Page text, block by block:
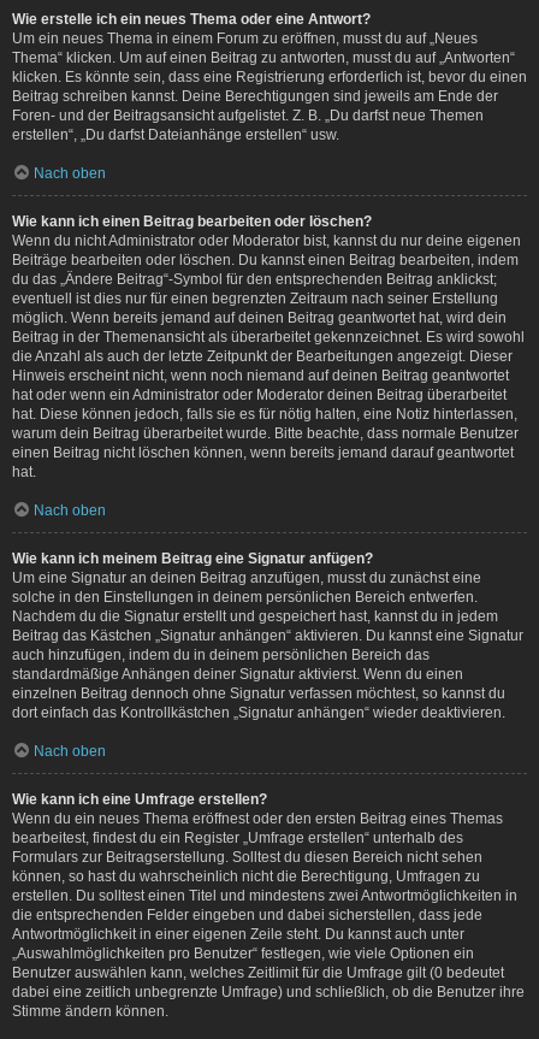
Wie erstelle ich ein neues Thema oder eine Antwort?
Um ein neues Thema in einem Forum zu eröffnen, musst du auf „Neues
Thema“ klicken. Um auf einen Beitrag zu antworten, musst du auf „Antworten“
klicken. Es könnte sein, dass eine Registrierung erforderlich ist, bevor du einen
Beitrag schreiben kannst. Deine Berechtigungen sind jeweils am Ende der
Foren- und der Beitragsansicht aufgelistet. Z. B. „Du darfst neue Themen
erstellen“, „Du darfst Dateianhänge erstellen“ usw.
Nach oben
Wie kann ich einen Beitrag bearbeiten oder löschen?
Wenn du nicht Administrator oder Moderator bist, kannst du nur deine eigenen
Beiträge bearbeiten oder löschen. Du kannst einen Beitrag bearbeiten, indem
du das „Ändere Beitrag“-Symbol für den entsprechenden Beitrag anklickst;
eventuell ist dies nur für einen begrenzten Zeitraum nach seiner Erstellung
möglich. Wenn bereits jemand auf deinen Beitrag geantwortet hat, wird dein
Beitrag in der Themenansicht als überarbeitet gekennzeichnet. Es wird sowohl
die Anzahl als auch der letzte Zeitpunkt der Bearbeitungen angezeigt. Dieser
Hinweis erscheint nicht, wenn noch niemand auf deinen Beitrag geantwortet
hat oder wenn ein Administrator oder Moderator deinen Beitrag überarbeitet
hat. Diese können jedoch, falls sie es für nötig halten, eine Notiz hinterlassen,
warum dein Beitrag überarbeitet wurde. Bitte beachte, dass normale Benutzer
einen Beitrag nicht löschen können, wenn bereits jemand darauf geantwortet
hat.
Nach oben
Wie kann ich meinem Beitrag eine Signatur anfügen?
Um eine Signatur an deinen Beitrag anzufügen, musst du zunächst eine
solche in den Einstellungen in deinem persönlichen Bereich entwerfen.
Nachdem du die Signatur erstellt und gespeichert hast, kannst du in jedem
Beitrag das Kästchen „Signatur anhängen“ aktivieren. Du kannst eine Signatur
auch hinzufügen, indem du in deinem persönlichen Bereich das
standardmäßige Anhängen deiner Signatur aktivierst. Wenn du einen
einzelnen Beitrag dennoch ohne Signatur verfassen möchtest, so kannst du
dort einfach das Kontrollkästchen „Signatur anhängen“ wieder deaktivieren.
Nach oben
Wie kann ich eine Umfrage erstellen?
Wenn du ein neues Thema eröffnest oder den ersten Beitrag eines Themas
bearbeitest, findest du ein Register „Umfrage erstellen“ unterhalb des
Formulars zur Beitragserstellung. Solltest du diesen Bereich nicht sehen
können, so hast du wahrscheinlich nicht die Berechtigung, Umfragen zu
erstellen. Du solltest einen Titel und mindestens zwei Antwortmöglichkeiten in
die entsprechenden Felder eingeben und dabei sicherstellen, dass jede
Antwortmöglichkeit in einer eigenen Zeile steht. Du kannst auch unter
„Auswahlmöglichkeiten pro Benutzer“ festlegen, wie viele Optionen ein
Benutzer auswählen kann, welches Zeitlimit für die Umfrage gilt (0 bedeutet
dabei eine zeitlich unbegrenzte Umfrage) und schließlich, ob die Benutzer ihre
Stimme ändern können.